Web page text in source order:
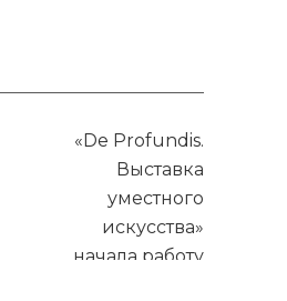
«De Profundis.
Выставка
уместного
искусства»
начала работу